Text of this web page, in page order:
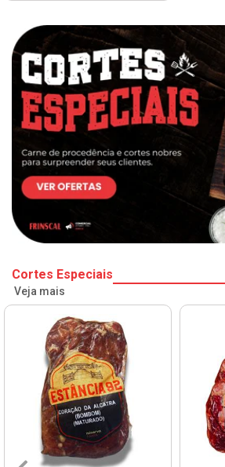
Cortes Especiais
Veja mais